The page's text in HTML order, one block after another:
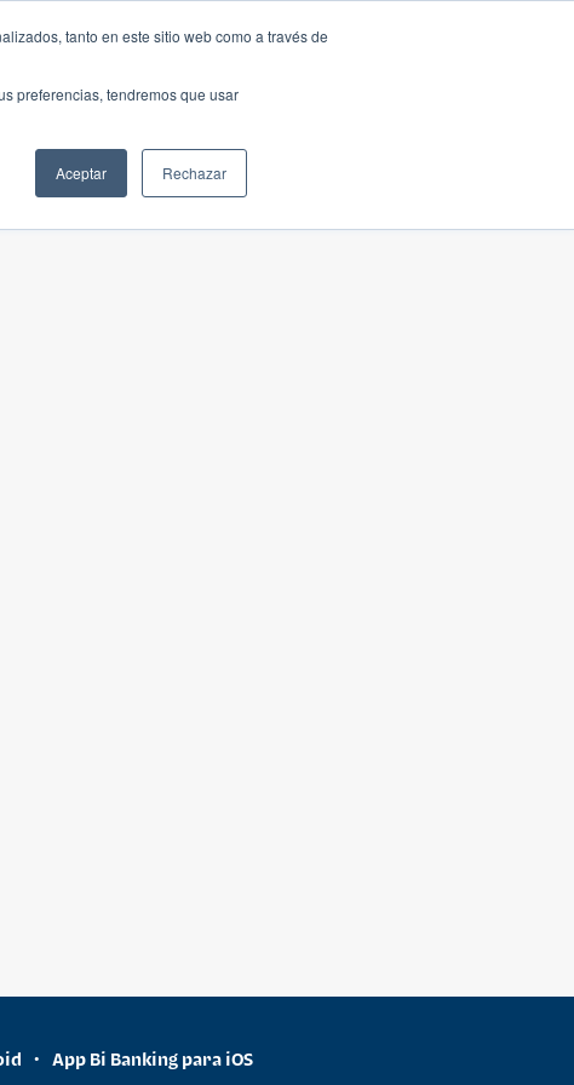
tanto en este sitio web como a través de
preferencias, tendremos que usar
Aceptar Rechazar
• App Bi Banking para iOS